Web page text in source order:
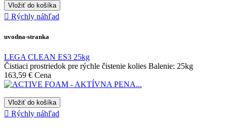
Vložiť do košíka
 Rýchly náhľad
uvodna-stranka
LEGA CLEAN ES3 25kg
Čistiaci prostriedok pre rýchle čistenie kolies Balenie: 25kg
163,59 € Cena
Vložiť do košíka
 Rýchly náhľad